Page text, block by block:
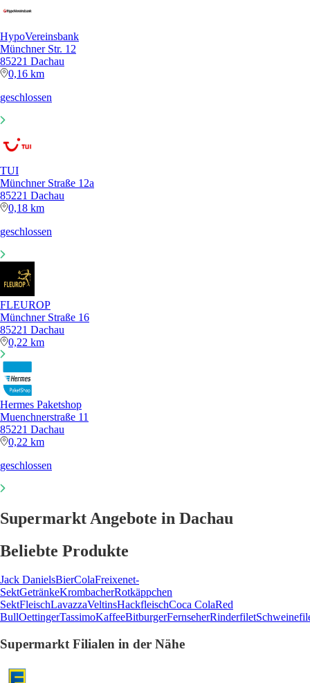
HypoVereinsbank
Münchner Str. 12
85221 Dachau
0,16 km
geschlossen
TUI
Münchner Straße 12a
85221 Dachau
0,18 km
geschlossen
FLEUROP
Münchner Straße 16
85221 Dachau
0,22 km
Hermes Paketshop
Muenchnerstraße 11
85221 Dachau
0,22 km
geschlossen
Supermarkt Angebote in Dachau
Beliebte Produkte
Jack DanielsBierColaFreixenet-
SektGetränkeKrombacherRotkäppchen
SektFleischLavazzaVeltinsHackfleischCoca ColaRed
BullOettingerTassimoKaffeeBitburgerFernseherRinderfilet
Supermarkt Filialen in der Nähe